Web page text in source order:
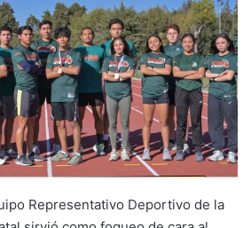
Representativo Deportivo de la